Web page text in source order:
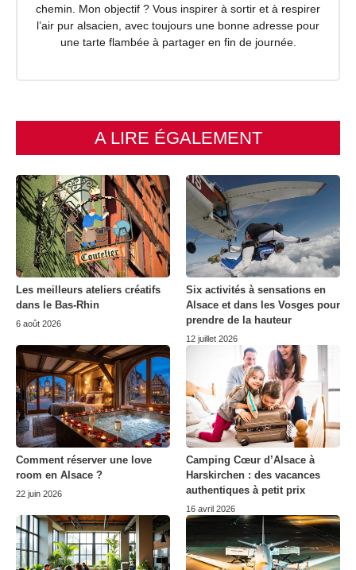
chemin. Mon objectif ? Vous inspirer à sortir et à respirer
l’air pur alsacien, avec toujours une bonne adresse pour
une tarte flambée à partager en fin de journée.
A LIRE ÉGALEMENT
Les meilleurs ateliers créatifs
dans le Bas-Rhin
6 août 2026
Six activités à sensations en
Alsace et dans les Vosges pour
prendre de la hauteur
12 juillet 2026
Comment réserver une love
room en Alsace ?
22 juin 2026
Camping Cœur d’Alsace à
Harskirchen : des vacances
authentiques à petit prix
16 avril 2026